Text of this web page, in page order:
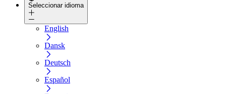
Seleccionar idioma
English
Dansk
Deutsch
Español